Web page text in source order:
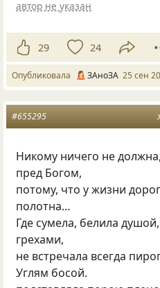
автор не указан
29 24
Опубликовала ЗАноЗА 25 сен
#655295
Никому ничего не
пред Богом,
потому, что у жизни
полотна…
Где сумела, белила
грехами,
не встречала всегда
Углям босой.